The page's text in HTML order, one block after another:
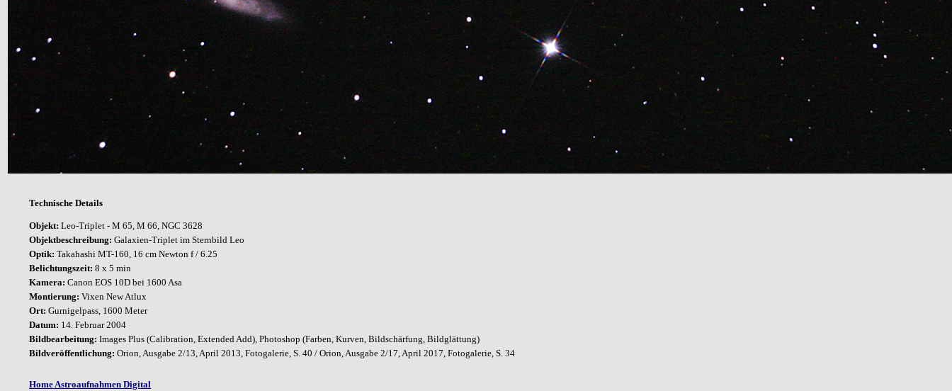
Technische Details
Objekt: Leo-Triplet - M 65, M 66, NGC 3628
Objektbeschreibung: Galaxien-Triplet im Sternbild Leo
Optik: Takahashi MT-160, 16 cm Newton f / 6.25
Belichtungszeit: 8 x 5 min
Kamera: Canon EOS 10D bei 1600 Asa
Montierung: Vixen New Atlux
Ort: Gurnigelpass, 1600 Meter
Datum: 14. Februar2004
Bildbearbeitung: Images Plus (Calibration, Extended Add), Photoshop (Farben, Kurven, Bildschärfung, Bildglättung)
Bildveröffentlichung: Orion, Ausgabe 2/13, April 2013, Fotogalerie, S. 40 / Orion, Ausgabe 2/17, April 2017, Fotogalerie, S. 34
Home Astroaufnahmen Digital